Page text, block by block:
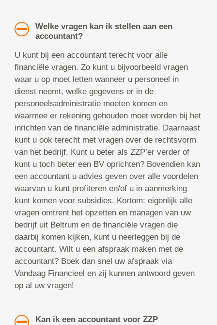
Welke vragen kan ik stellen aan een
accountant?
U kunt bij een accountant terecht voor alle
financiële vragen. Zo kunt u bijvoorbeeld vragen
waar u op moet letten wanneer u personeel in
dienst neemt, welke gegevens er in de
personeelsadministratie moeten komen en
waarmee er rekening gehouden moet worden bij het
inrichten van de financiële administratie. Daarnaast
kunt u ook terecht met vragen over de rechtsvorm
van het bedrijf. Kunt u beter als ZZP’er verder of
kunt u toch beter een BV oprichten? Bovendien kan
een accountant u advies geven over alle voordelen
waarvan u kunt profiteren en/of u in aanmerking
kunt komen voor subsidies. Kortom: eigenlijk alle
vragen omtrent het opzetten en managen van uw
bedrijf uit Beltrum en de financiële vragen die
daarbij komen kijken, kunt u neerleggen bij de
accountant. Wilt u een afspraak maken met de
accountant? Boek dan snel uw afspraak via
Vandaag Financieel en zij kunnen antwoord geven
op al uw vragen!
Kan ik een accountant voor ZZP